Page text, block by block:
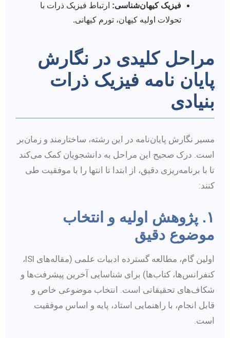
فیزیک کیهان‌شناسی: ارتباط فیزیک ذرات با
تحولات اولیه کیهان، تورم کیهانی.
مراحل کلیدی در نگارش
پایان نامه فیزیک ذرات
بنیادی
مسیر نگارش پایان‌نامه در این رشته، ساختارمند و زمان‌بر
است. درک صحیح این مراحل به دانشجویان کمک می‌کند
تا با برنامه‌ریزی دقیق، از ابتدا تا انتها را با موفقیت طی
کنند:
۱. پژوهش اولیه و انتخاب
موضوع دقیق
اولین گام، مطالعه گسترده ادبیات علمی (مقاله‌های ISI،
کنفرانس‌ها، کتاب‌ها) برای شناسایی آخرین پیشرفت‌ها و
شکاف‌های تحقیقاتی است. انتخاب موضوعی خاص و
قابل انجام، با راهنمایی استاد، پایه و اساس موفقیت
است.